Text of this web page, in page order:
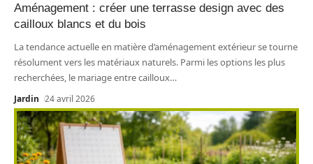
Aménagement : créer une terrasse design avec des
cailloux blancs et du bois
La tendance actuelle en matière d’aménagement extérieur se tourne
résolument vers les matériaux naturels. Parmi les options les plus
recherchées, le mariage entre cailloux…
Jardin 24 avril 2026